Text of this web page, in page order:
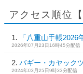
アクセス順位
「八重山手帳2026
2026年07月23日16時45分配信
バギー・カヤック
2024年03月25日9時33分配信